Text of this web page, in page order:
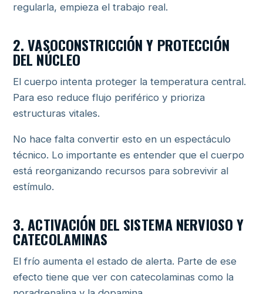
regularla, empieza el trabajo real.
2. VASOCONSTRICCIÓN Y PROTECCIÓN
DEL NÚCLEO
El cuerpo intenta proteger la temperatura central.
Para eso reduce flujo periférico y prioriza
estructuras vitales.
No hace falta convertir esto en un espectáculo
técnico. Lo importante es entender que el cuerpo
está reorganizando recursos para sobrevivir al
estímulo.
3. ACTIVACIÓN DEL SISTEMA NERVIOSO Y
CATECOLAMINAS
El frío aumenta el estado de alerta. Parte de ese
efecto tiene que ver con catecolaminas como la